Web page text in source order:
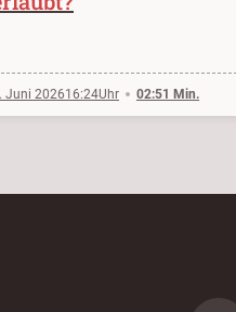
Juni 202616:24 02:51 Min.